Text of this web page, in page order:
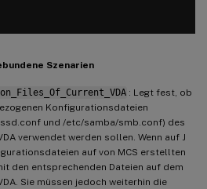
Szenarien
: Legt fest, ob
Konfigurationsdateien
und /etc/samba/smb.conf) des
verwendet werden sollen. Wenn auf J
auf von MCS erstellten
den entsprechenden Dateien auf dem
Sie müssen jedoch weiterhin die